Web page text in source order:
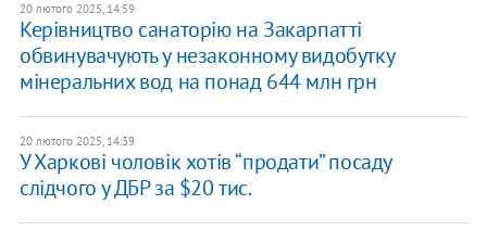
20 лютого 2025, 14:59
Керівництво санаторію на Закарпатті
обвинувачують у незаконному видобутку
мінеральних вод на понад 644 млн грн
20 лютого 2025, 14:39
У Харкові чоловік хотів “продати” посаду
слідчого у ДБР за $20 тис.